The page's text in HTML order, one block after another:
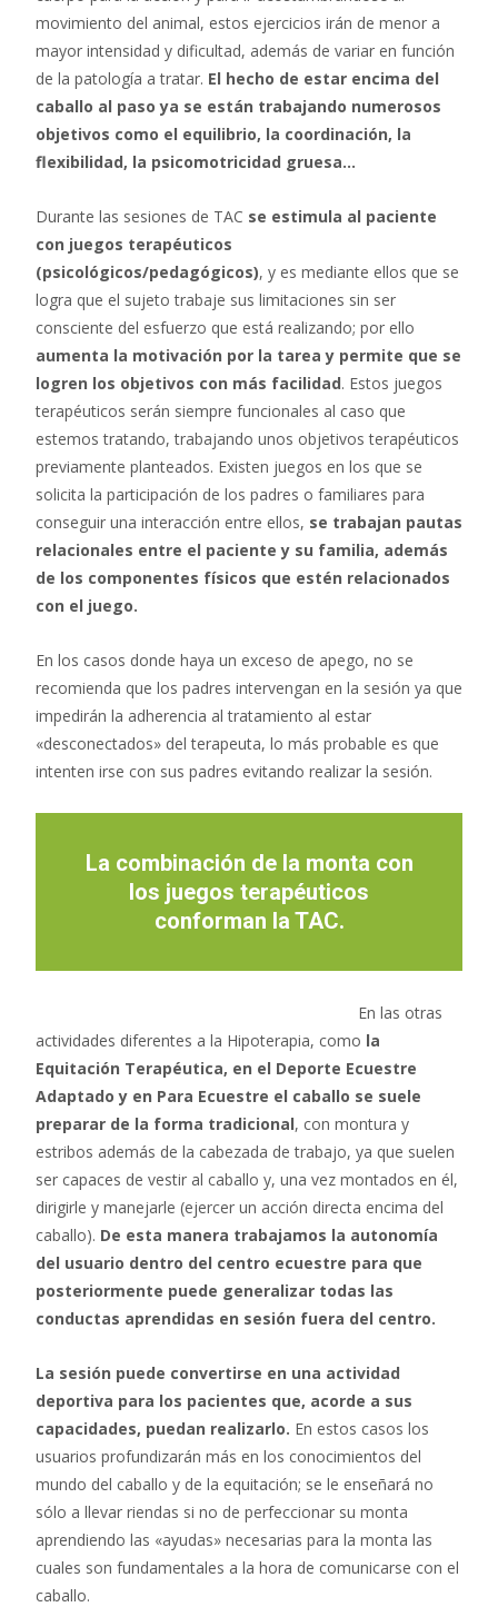
movimiento del animal, estos ejercicios irán de menor a
mayor intensidad y dificultad, además de variar en función
de la patología a tratar. El hecho de estar encima del
caballo al paso ya se están trabajando numerosos
objetivos como el equilibrio, la coordinación, la
flexibilidad, la psicomotricidad gruesa…
Durante las sesiones de TAC se estimula al paciente
con juegos terapéuticos
(psicológicos/pedagógicos), y es mediante ellos que se
logra que el sujeto trabaje sus limitaciones sin ser
consciente del esfuerzo que está realizando; por ello
aumenta la motivación por la tarea y permite que se
logren los objetivos con más facilidad. Estos juegos
terapéuticos serán siempre funcionales al caso que
estemos tratando, trabajando unos objetivos terapéuticos
previamente planteados. Existen juegos en los que se
solicita la participación de los padres o familiares para
conseguir una interacción entre ellos, se trabajan pautas
relacionales entre el paciente y su familia, además
de los componentes físicos que estén relacionados
con el juego.
En los casos donde haya un exceso de apego, no se
recomienda que los padres intervengan en la sesión ya que
impedirán la adherencia al tratamiento al estar
«desconectados» del terapeuta, lo más probable es que
intenten irse con sus padres evitando realizar la sesión.
La combinación de la monta con
los juegos terapéuticos
conforman la TAC.
En las otras
actividades diferentes a la Hipoterapia, como la
Equitación Terapéutica, en el Deporte Ecuestre
Adaptado y en Para Ecuestre el caballo se suele
preparar de la forma tradicional, con montura y
estribos además de la cabezada de trabajo, ya que suelen
ser capaces de vestir al caballo y, una vez montados en él,
dirigirle y manejarle (ejercer un acción directa encima del
caballo). De esta manera trabajamos la autonomía
del usuario dentro del centro ecuestre para que
posteriormente puede generalizar todas las
conductas aprendidas en sesión fuera del centro.
La sesión puede convertirse en una actividad
deportiva para los pacientes que, acorde a sus
capacidades, puedan realizarlo. En estos casos los
usuarios profundizarán más en los conocimientos del
mundo del caballo y de la equitación; se le enseñará no
sólo a llevar riendas si no de perfeccionar su monta
aprendiendo las «ayudas» necesarias para la monta las
cuales son fundamentales a la hora de comunicarse con el
caballo.